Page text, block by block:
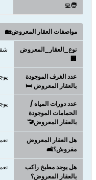
🧑‍💻
مواصفات العقار المعروض🏡
نوع_العقار_المعروض
🏢
عدد الغرف الموجودة
بالعقار المعروض 🛏️
يوجد
عدد دورات المياه /
الحمامات الموجودة
بالعقار المعروض🚾
يوجد
هل العقار المعروض
مفروش؟🛋️
هل يوجد مطبخ راكب
بالعقار المعروض؟